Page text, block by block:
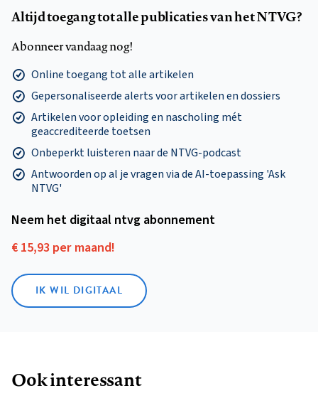
Altijd toegang tot alle publicaties van het NTVG?
Abonneer vandaag nog!
Online toegang tot alle artikelen
Gepersonaliseerde alerts voor artikelen en dossiers
Artikelen voor opleiding en nascholing mét
geaccrediteerde toetsen
Onbeperkt luisteren naar de NTVG-podcast
Antwoorden op al je vragen via de AI-toepassing 'Ask
NTVG'
Neem het digitaal ntvg abonnement
€ 15,93 per maand!
IK WIL DIGITAAL
Ook interessant